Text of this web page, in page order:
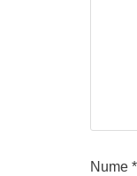
Nume *